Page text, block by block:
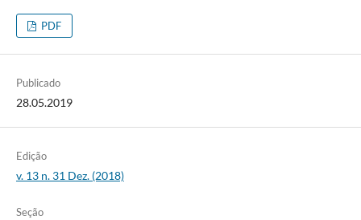
PDF
Publicado
28.05.2019
Edição
v. 13 n. 31 Dez. (2018)
Seção